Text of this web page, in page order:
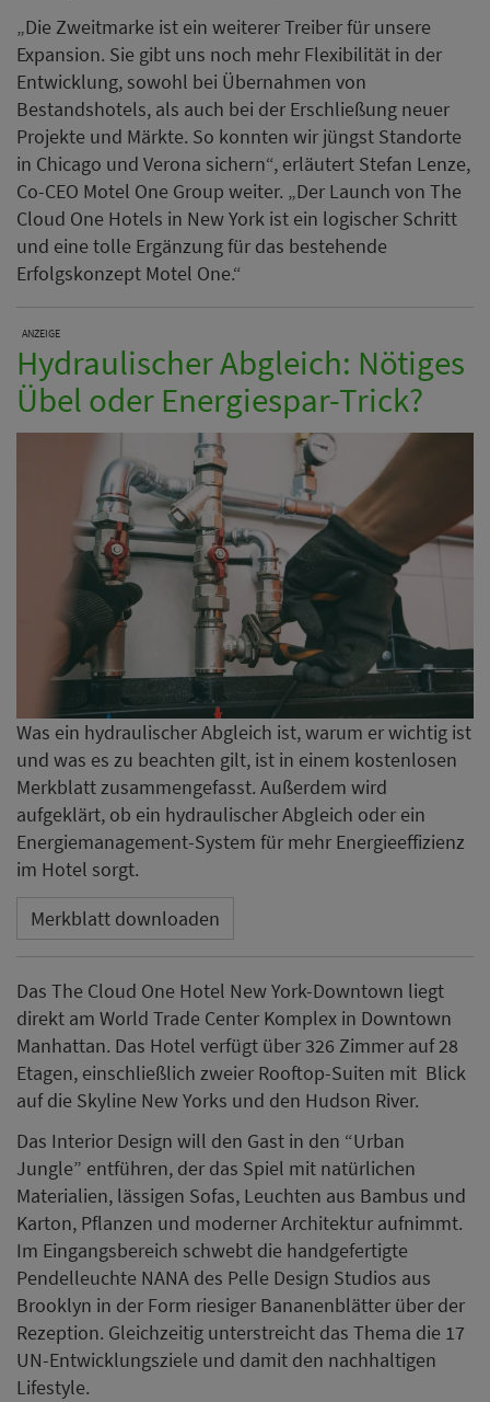
„Die Zweitmarke ist ein weiterer Treiber für unsere
Expansion. Sie gibt uns noch mehr Flexibilität in der
Entwicklung, sowohl bei Übernahmen von
Bestandshotels, als auch bei der Erschließung neuer
Projekte und Märkte. So konnten wir jüngst Standorte
in Chicago und Verona sichern“, erläutert Stefan Lenze,
Co-CEO Motel One Group weiter. „Der Launch von The
Cloud One Hotels in New York ist ein logischer Schritt
und eine tolle Ergänzung für das bestehende
Erfolgskonzept Motel One.“
ANZEIGE
Hydraulischer Abgleich: Nötiges
Übel oder Energiespar-Trick?
Was ein hydraulischer Abgleich ist, warum er wichtig ist
und was es zu beachten gilt, ist in einem kostenlosen
Merkblatt zusammengefasst. Außerdem wird
aufgeklärt, ob ein hydraulischer Abgleich oder ein
Energiemanagement-System für mehr Energieeffizienz
im Hotel sorgt.
Merkblatt downloaden
Das The Cloud One Hotel New York-Downtown liegt
direkt am World Trade Center Komplex in Downtown
Manhattan. Das Hotel verfügt über 326 Zimmer auf 28
Etagen, einschließlich zweier Rooftop-Suiten mit Blick
auf die Skyline New Yorks und den Hudson River.
Das Interior Design will den Gast in den “Urban
Jungle” entführen, der das Spiel mit natürlichen
Materialien, lässigen Sofas, Leuchten aus Bambus und
Karton, Pflanzen und moderner Architektur aufnimmt.
Im Eingangsbereich schwebt die handgefertigte
Pendelleuchte NANA des Pelle Design Studios aus
Brooklyn in der Form riesiger Bananenblätter über der
Rezeption. Gleichzeitig unterstreicht das Thema die 17
UN-Entwicklungsziele und damit den nachhaltigen
Lifestyle.